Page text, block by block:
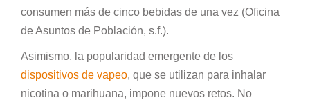
consumen más de cinco bebidas de una vez (Oficina
de Asuntos de Población, s.f.).
Asimismo, la popularidad emergente de los
dispositivos de vapeo, que se utilizan para inhalar
nicotina o marihuana, impone nuevos retos. No